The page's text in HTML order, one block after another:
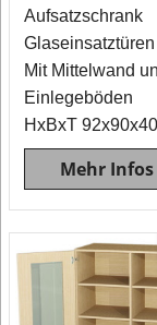
Aufsatzschrank
Glaseinsatztüren
Mit Mittelwand
Einlegeböden
HxBxT
Mehr Infos